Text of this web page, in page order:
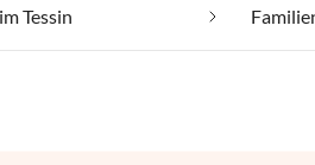
Tessin